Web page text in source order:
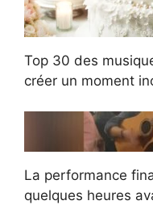
Top 30 des
créer un moment
La performance
quelques heures